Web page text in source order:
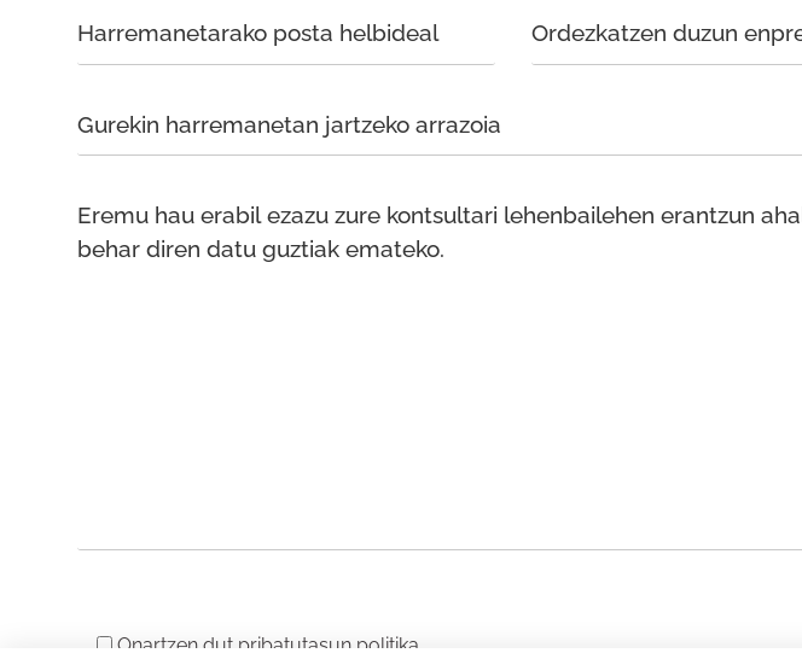
Onartzen dut pribatutasun politika